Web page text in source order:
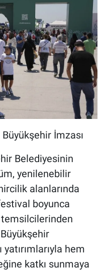
İmzası
Belediyesinin
yenilenebilir
alanlarında
boyunca
hem
katkı sunmaya